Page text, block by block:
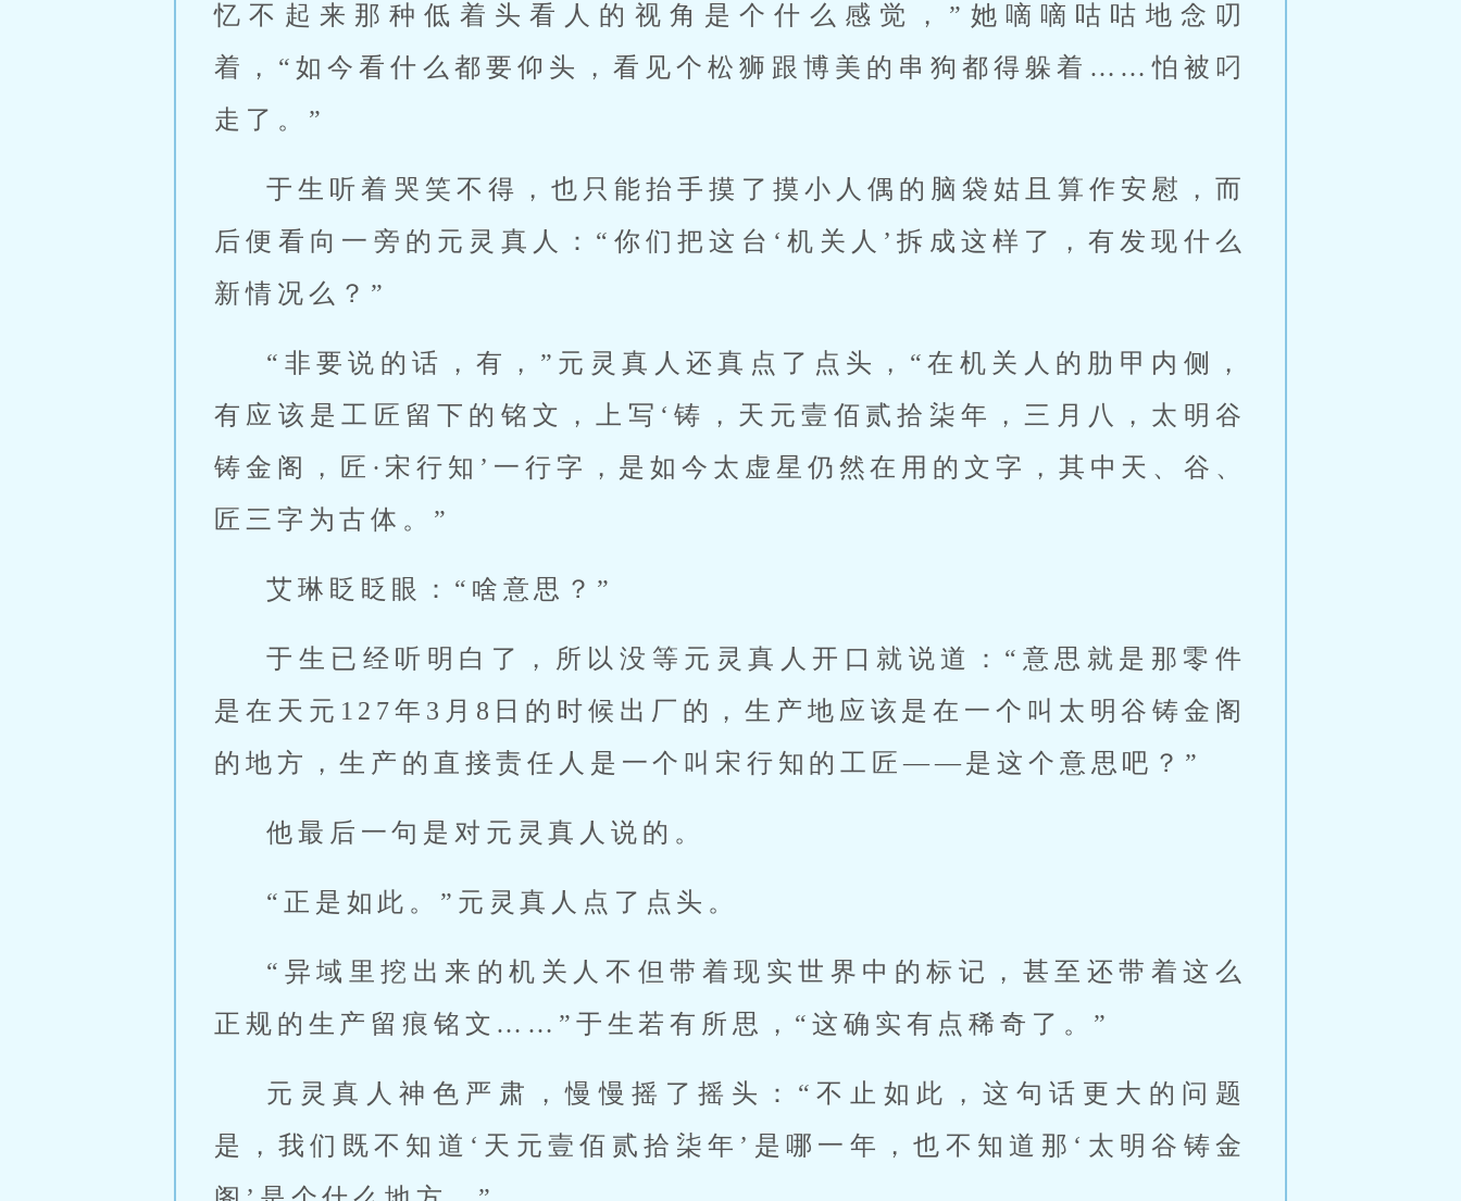
忆不起来那种低着头看人的视角是个什么感觉，”她嘀嘀咕咕地念叨
着，“如今看什么都要仰头，看见个松狮跟博美的串狗都得躲着……怕被叼
走了。”
于生听着哭笑不得，也只能抬手摸了摸小人偶的脑袋姑且算作安慰，而
后便看向一旁的元灵真人：“你们把这台‘机关人’拆成这样了，有发现什么
新情况么？”
“非要说的话，有，”元灵真人还真点了点头，“在机关人的肋甲内侧，
有应该是工匠留下的铭文，上写‘铸，天元壹佰贰拾柒年，三月八，太明谷
铸金阁，匠·宋行知’一行字，是如今太虚星仍然在用的文字，其中天、谷、
匠三字为古体。”
艾琳眨眨眼：“啥意思？”
于生已经听明白了，所以没等元灵真人开口就说道：“意思就是那零件
是在天元127年3月8日的时候出厂的，生产地应该是在一个叫太明谷铸金阁
的地方，生产的直接责任人是一个叫宋行知的工匠——是这个意思吧？”
他最后一句是对元灵真人说的。
“正是如此。”元灵真人点了点头。
“异域里挖出来的机关人不但带着现实世界中的标记，甚至还带着这么
正规的生产留痕铭文……”于生若有所思，“这确实有点稀奇了。”
元灵真人神色严肃，慢慢摇了摇头：“不止如此，这句话更大的问题
是，我们既不知道‘天元壹佰贰拾柒年’是哪一年，也不知道那‘太明谷铸金